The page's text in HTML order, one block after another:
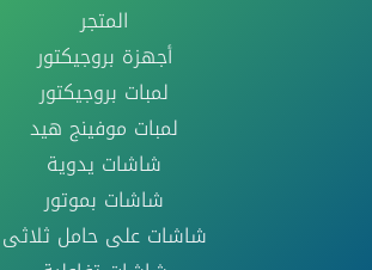
المتجر
أجهزة بروجيكتور
لمبات بروجيكتور
لمبات موفينج هيد
شاشات يدوية
شاشات بموتور
شاشات على حامل ثلاثى